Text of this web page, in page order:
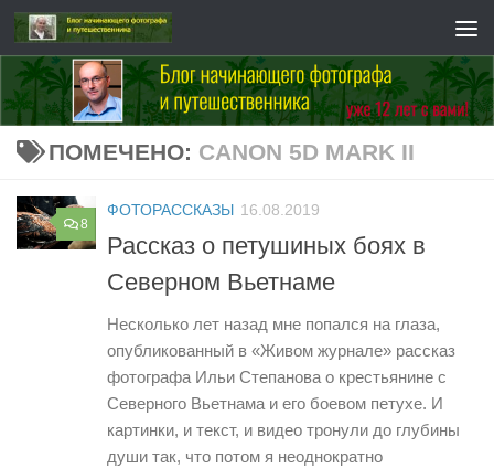
Перейти к содержимому
ПОМЕЧЕНО: CANON 5D MARK II
8
ФОТОРАССКАЗЫ 16.08.2019
Рассказ о петушиных боях в
Северном Вьетнаме
Несколько лет назад мне попался на глаза,
опубликованный в «Живом журнале» рассказ
фотографа Ильи Степанова о крестьянине с
Северного Вьетнама и его боевом петухе. И
картинки, и текст, и видео тронули до глубины
души так, что потом я неоднократно